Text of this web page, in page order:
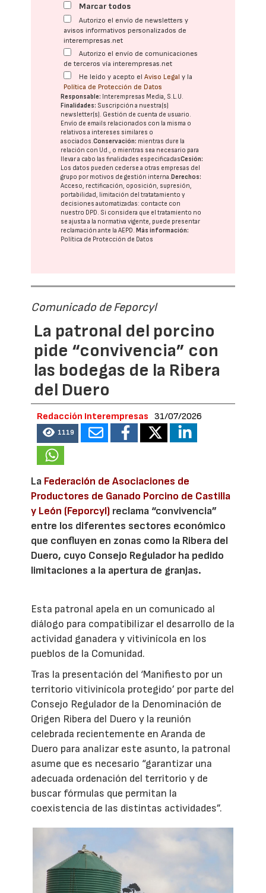
Marcar todos
Autorizo el envío de newsletters y
avisos informativos personalizados de
interempresas.net
Autorizo el envío de comunicaciones
de terceros vía interempresas.net
He leído y acepto elAviso Legal y la
Política de Protección de Datos
Responsable: Interempresas Media, S.L.U.
Finalidades: Suscripción a nuestra(s)
newsletter(s). Gestión de cuenta de usuario.
Envío de emails relacionados con la misma o
relativos a intereses similares o
asociados.Conservación: mientras dure la
relación con Ud., o mientras sea necesario para
llevar a cabo las finalidades especificadasCesión:
Los datos pueden cederse a otras empresas del
grupo por motivos de gestión interna.Derechos:
Acceso, rectificación, oposición, supresión,
portabilidad, limitación del tratatamiento y
decisiones automatizadas: contacte con
nuestro DPD. Si considera que el tratamiento no
se ajusta a la normativa vigente, puede presentar
reclamación ante laAEPD.Más información:
Política de Protección de Datos
Comunicado de Feporcyl
La patronal del porcino
pide “convivencia” con
las bodegas de la Ribera
del Duero
Redacción Interempresas 31/07/2026
1119
La Federación de Asociaciones de
Productores de Ganado Porcino de Castilla
y León (Feporcyl) reclama “convivencia”
entre los diferentes sectores económico
que confluyen en zonas como la Ribera del
Duero, cuyo Consejo Regulador ha pedido
limitaciones a la apertura de granjas.
Esta patronal apela en un comunicado al
diálogo para compatibilizar el desarrollo de la
actividad ganadera y vitivinícola en los
pueblos de la Comunidad.
Tras la presentación del ‘Manifiesto por un
territorio vitivinícola protegido’ por parte del
Consejo Regulador de la Denominación de
Origen Ribera del Duero y la reunión
celebrada recientemente en Aranda de
Duero para analizar este asunto, la patronal
asume que es necesario “garantizar una
adecuada ordenación del territorio y de
buscar fórmulas que permitan la
coexistencia de las distintas actividades”.